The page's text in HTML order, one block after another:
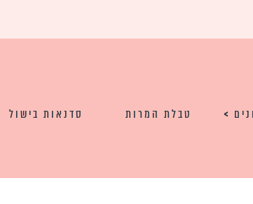
טבלת המרות סדנאות בישול